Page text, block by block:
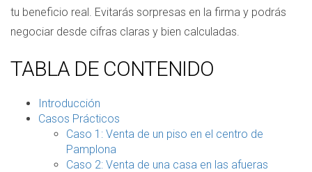
tu beneficio real. Evitarás sorpresas en la firma y podrás
negociar desde cifras claras y bien calculadas.
TABLA DE CONTENIDO
Introducción
Casos Prácticos
Caso 1: Venta de un piso en el centro de
Pamplona
Caso 2: Venta de una casa en las afueras